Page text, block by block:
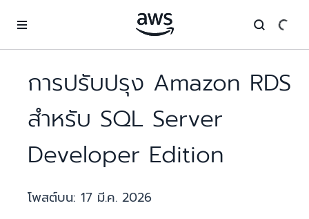
การปรับปรุง Amazon RDS
สำหรับ SQL Server
Developer Edition
โพสต์บน: 17 มี.ค. 2026